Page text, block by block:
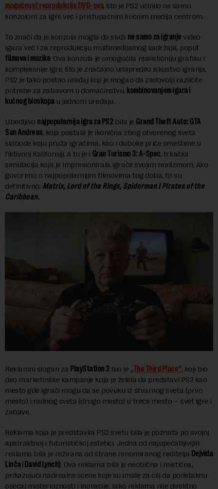
mogućnost reprodukcije DVD-ova, što je PS2 učinilo ne samo
konzolom za igre već i pristupačnim kućnim medija centrom.
To znači da je konzola mogla da služi ne samo za igranje video
igara već i za reprodukciju multimedijalnog sadržaja, poput
filmova i muzike. Ova konzola je omogućila realističniju grafiku i
kompleksnije igre, što je značajno unapredilo iskustvo igranja.
PS2 je tako postao uređaj koji je mogao da zadovolji različite
potrebe za zabavom u domaćinstvu, kombinovanjem igara i
kućnog bioskopau jednom uređaju.
Ubedljivo najpopularnija igra za PS2bila je Grand Theft Auto: GTA
San Andreas, koja postala je ikonična zbog otvorenog sveta
slobode koju pruža igračima, kao i duboke priče smeštene u
fiktivnoj Kaliforniji. A tu je i Gran Turismo 3: A-Spec, trkačka
simulacija koja je impresionirala igrače svojim realizmom. Ako
govorimo o najpopularnijim filmovima tog doba, to su
definitivno: Matrix, Lord of the Rings, Spiderman i Pirates of the
Caribbean.
Reklamni slogan za PlayStation 2bio je „The Third Place“, koji bio
deo marketinške kampanje koja je želela da predstavi PS2 kao
mesto gde igrači mogu da se povuku iz stvarnog sveta (prvo
mesto) i radnog sveta (drugo mesto) u treće mesto – svet igre i
zabave.
Reklama koja je predstavila PS2 svetu bila je poznata po svojoj
apstraktnoj i futurističkoj estetici. Jedna od najupečatljivijih
reklama bila je režirana od strane renomiranog reditelja Dejvida
Linča( David Lynch). Ova reklama bila je neobična i mistična,
prikazujući nadrealne scene koje su imale za cilj da podstaknu
osećaj misterioznosti i inovacije. Iako reklama nije direktno